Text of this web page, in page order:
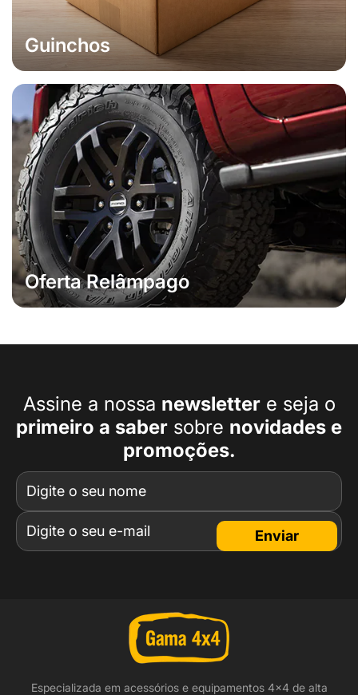
Guinchos
Oferta Relâmpago
Assine a nossa newslettere seja o
primeiro a saber sobre novidades e
promoções.
Enviar
Especializada em acessórios e equipamentos 4x4 de alta